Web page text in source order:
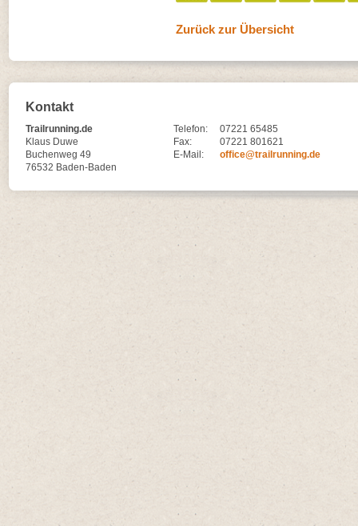
Zurück zur Übersicht
Kontakt
Trailrunning.de
Klaus Duwe
Buchenweg 49
76532 Baden-Baden
Telefon:
07221 65485
Fax:
07221 801621
E-Mail:
office@trailrunning.de